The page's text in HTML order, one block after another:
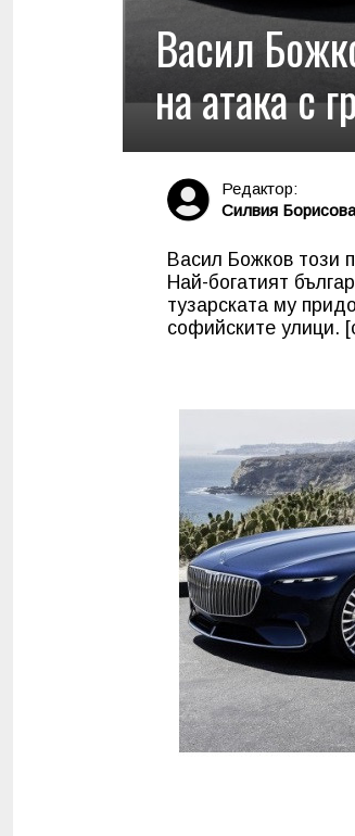
Васил
на атака с
Редактор:
Силвия Борисова
Васил Божков този
Най-богатият
тузарската му
софийските улици.